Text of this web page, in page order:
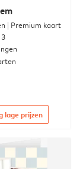
| Premium kaart
lage prijzen